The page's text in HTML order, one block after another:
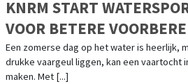
KNRM START
VOOR BETERE
WATERSPORTERS:
WATER OP!
Een zomerse dag op het water is heerlijk,
drukke vaargeul liggen, kan een vaartocht
maken. Met [...]